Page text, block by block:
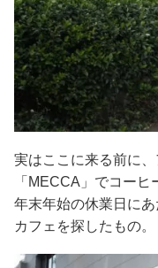
実はここに来る前に
「MECCA」でコーヒ
年末年始の休業日に
カフェを探したもの。